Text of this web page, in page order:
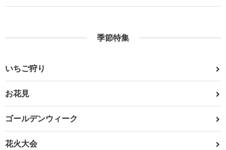
季節特集
いちご狩り
お花見
ゴールデンウィーク
花火大会